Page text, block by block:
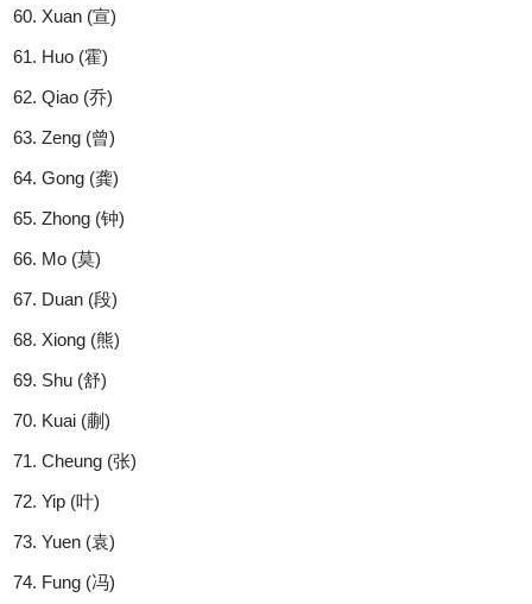
Xuan (宣)
Huo (霍)
Qiao (乔)
Zeng (曾)
Gong (龚)
Zhong (钟)
Mo (莫)
Duan (段)
Xiong (熊)
Shu (舒)
Kuai (蒯)
Cheung (张)
Yip (叶)
Yuen (袁)
Fung (冯)